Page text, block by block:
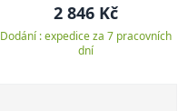
2 846 Kč
Dodání : expedice za 7 pracovních
dní